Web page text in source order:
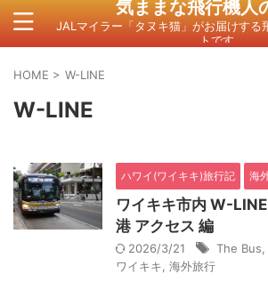
気ままな飛行機人
JALマイラー「タヌキ猫」がお届けする
トです。
HOME > W-LINE
W-LINE
ハワイ(ワイキキ)旅行記 海
ワイキキ市内 W-
港 アクセス 編
2026/3/21 The Bus
ワイキキ 海外旅行